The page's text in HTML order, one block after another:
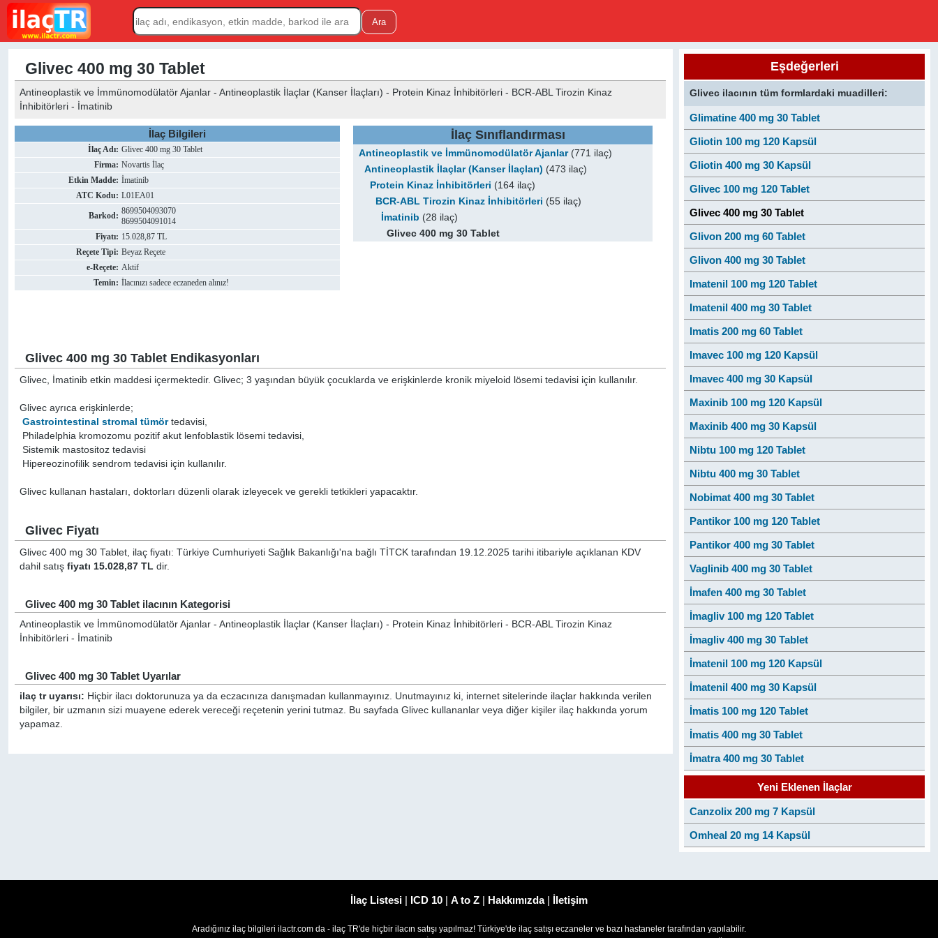
Glivec 400 mg 30 Tablet
Antineoplastik ve İmmünomodülatör Ajanlar - Antineoplastik İlaçlar (Kanser İlaçları) - Protein Kinaz İnhibitörleri - BCR-ABL Tirozin Kinaz
İnhibitörleri - İmatinib
İlaç Bilgileri
İlaç Adı: Glivec 400 mg 30 Tablet
Firma: Novartis İlaç
Etkin Madde: İmatinib
ATC Kodu: L01EA01
Barkod: 8699504093070
8699504091014
Fiyatı: 15.028,87 TL
Reçete Tipi: Beyaz Reçete
e-Reçete: Aktif
Temin: İlacınızı sadece eczaneden alınız!
İlaç Sınıflandırması
Antineoplastik ve İmmünomodülatör Ajanlar(771 ilaç)
Antineoplastik İlaçlar (Kanser İlaçları) (473 ilaç)
Protein Kinaz İnhibitörleri (164 ilaç)
BCR-ABL Tirozin Kinaz İnhibitörleri (55 ilaç)
İmatinib (28 ilaç)
Glivec 400 mg 30 Tablet
Glivec 400 mg 30 Tablet Endikasyonları
Glivec, İmatinib etkin maddesi içermektedir. Glivec; 3 yaşından büyük çocuklarda ve erişkinlerde kronik miyeloid lösemi tedavisi için kullanılır.
Glivec ayrıca erişkinlerde;
Gastrointestinal stromal tümörtedavisi,
 Philadelphia kromozomu pozitif akut lenfoblastik lösemi tedavisi,
 Sistemik mastositoz tedavisi
 Hipereozinofilik sendrom tedavisi için kullanılır.
Glivec kullanan hastaları, doktorları düzenli olarak izleyecek ve gerekli tetkikleri yapacaktır.
Glivec Fiyatı
Glivec 400 mg 30 Tablet, ilaç fiyatı: Türkiye Cumhuriyeti Sağlık Bakanlığı'na bağlı TİTCK tarafından 19.12.2025 tarihi itibariyle açıklanan KDV
dahil satışfiyatı 15.028,87 TL dir.
Glivec 400 mg 30 Tablet ilacının Kategorisi
Antineoplastik ve İmmünomodülatör Ajanlar - Antineoplastik İlaçlar (Kanser İlaçları) - Protein Kinaz İnhibitörleri - BCR-ABL Tirozin Kinaz
İnhibitörleri - İmatinib
Glivec 400 mg 30 Tablet Uyarılar
ilaç tr uyarısı: Hiçbir ilacı doktorunuza ya da eczacınıza danışmadan kullanmayınız. Unutmayınız ki, internet sitelerinde ilaçlar hakkında verilen
bilgiler, bir uzmanın sizi muayene ederek vereceği reçetenin yerini tutmaz. Bu sayfada Glivec kullananlar veya diğer kişiler ilaç hakkında yorum
yapamaz.
Eşdeğerleri
Glivec ilacının tüm formlardaki muadilleri:
Glimatine 400 mg 30 Tablet
Gliotin 100 mg 120 Kapsül
Gliotin 400 mg 30 Kapsül
Glivec 100 mg 120 Tablet
Glivec 400 mg 30 Tablet
Glivon 200 mg 60 Tablet
Glivon 400 mg 30 Tablet
Imatenil 100 mg 120 Tablet
Imatenil 400 mg 30 Tablet
Imatis 200 mg 60 Tablet
Imavec 100 mg 120 Kapsül
Imavec 400 mg 30 Kapsül
Maxinib 100 mg 120 Kapsül
Maxinib 400 mg 30 Kapsül
Nibtu 100 mg 120 Tablet
Nibtu 400 mg 30 Tablet
Nobimat 400 mg 30 Tablet
Pantikor 100 mg 120 Tablet
Pantikor 400 mg 30 Tablet
Vaglinib 400 mg 30 Tablet
İmafen 400 mg 30 Tablet
İmagliv 100 mg 120 Tablet
İmagliv 400 mg 30 Tablet
İmatenil 100 mg 120 Kapsül
İmatenil 400 mg 30 Kapsül
İmatis 100 mg 120 Tablet
İmatis 400 mg 30 Tablet
İmatra 400 mg 30 Tablet
Yeni Eklenen İlaçlar
Canzolix 200 mg 7 Kapsül
Omheal 20 mg 14 Kapsül
İlaç Listesi | ICD 10 | A to Z | Hakkımızda| İletişim
Aradığınız ilaç bilgileri ilactr.com da - ilaç TR'de hiçbir ilacın satışı yapılmaz! Türkiye'de ilaç satışı eczaneler ve bazı hastaneler tarafından yapılabilir.